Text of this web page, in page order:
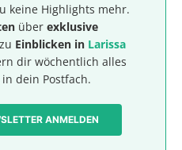
keine Highlights mehr.
über exklusive
Einblicken in Larissa
dir wöchentlich alles
dein Postfach.
ANMELDEN